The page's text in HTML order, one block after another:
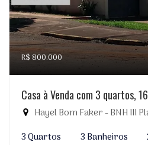
R$ 800.000
Casa à Venda com 3 quartos,
Hayel Bom Faker - BNH III
3 Quartos
3 Banheiros